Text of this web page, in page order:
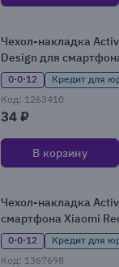
Чехол-накладка
Design для
Redmi 13C 5G,
0·0·12
Кредит для
Код: 1263410
34 ₽
В корзину
Чехол-накладка
смартфона Xiaomi
0·0·12
Кредит для
Код: 1367698